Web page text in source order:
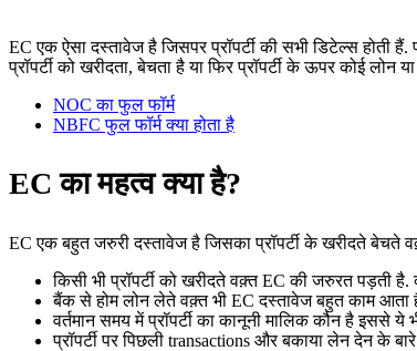
EC एक ऐसा दस्तावेज है जिसपर प्रॉपर्टी की सभी डिटेल्स होती हैं.
प्रॉपर्टी को खरीदता, बेचता है या फिर प्रॉपर्टी के ऊपर कोई लोन
NOC का फुल फॉर्म
NBFC फुल फॉर्म क्या होता है
EC का महत्व क्या है?
EC एक बहुत जरुरी दस्तावेज है जिसका प्रॉपर्टी के खरीदते बेचते
किसी भी प्रॉपर्टी को खरीदते वक़्त EC की जरुरत पड़ती है.
बैंक से होम लोन लेते वक़्त भी EC दस्तावेज बहुत काम आता
वर्तमान समय में प्रॉपर्टी का कानूनी मालिक कौन है इससे ये
प्रॉपर्टी पर पिछली transactions और बकाया लेन देन के बारे